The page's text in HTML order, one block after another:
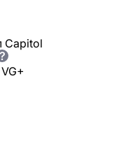
Capitol